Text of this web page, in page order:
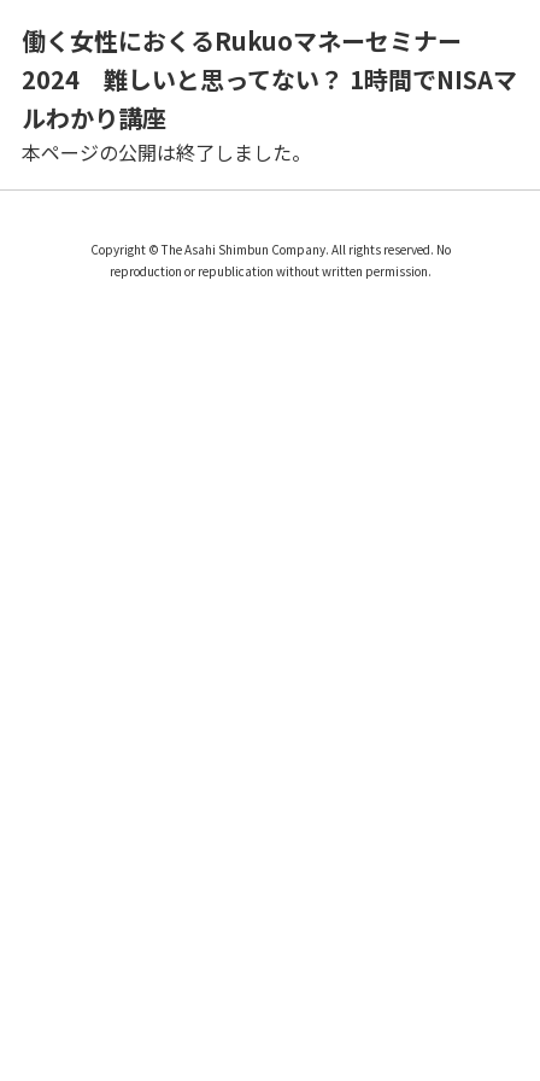
働く女性におくるRukuoマネーセミナー
2024 難しいと思ってない？ 1時間でNISAマ
ルわかり講座
本ページの公開は終了しました。
Copyright © The Asahi Shimbun Company. All rights reserved. No
reproduction or republication without written permission.